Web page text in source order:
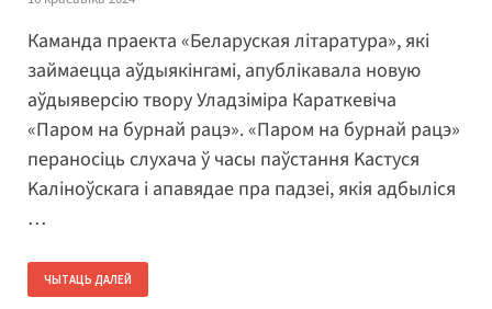
Каманда праекта «Беларуская літаратура», які
займаецца аўдыякінгамі, апублікавала новую
аўдыяверсію твору Уладзіміра Караткевіча
«Паром на бурнай рацэ». «Паром на бурнай рацэ»
пераносіць слухача ў часы паўстання Kacтycя
Kaлiнoўcкaга і апавядае пра падзеі, якія адбыліся
…
ЧЫТАЦЬ ДАЛЕЙ